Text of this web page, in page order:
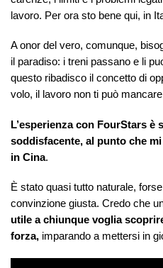
lavoro. Per ora sto bene qui, in
A onor del vero, comunque,
il paradiso: i treni passano e li
questo ribadisco il concetto di
volo, il lavoro non ti può
L’esperienza con FourStars è
soddisfacente, al punto che
in Cina.
È stato quasi tutto naturale,
convinzione giusta. Credo che
utile a chiunque voglia
forza, imparando a mettersi in